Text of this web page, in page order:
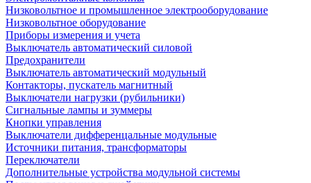
Низковольтное и промышленное электрооборудование
Низковольтное оборудование
Приборы измерения и учета
Выключатель автоматический силовой
Предохранители
Выключатель автоматический модульный
Контакторы, пускатель магнитный
Выключатели нагрузки (рубильники)
Сигнальные лампы и зуммеры
Кнопки управления
Выключатели дифференцальные модульные
Источники питания, трансформаторы
Переключатели
Дополнительные устройства модульной системы